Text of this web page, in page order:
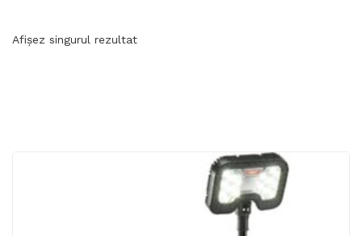
Afișez singurul rezultat